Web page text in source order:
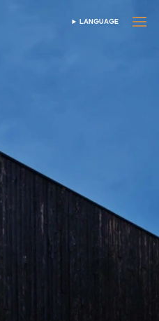
SELECT LANGUAGE
LANGUAGE